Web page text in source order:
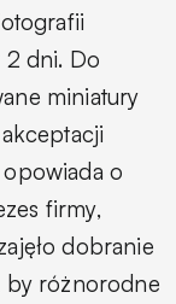
2 dni. Do
miniatury
o
firmy,
dobranie
by różnorodne